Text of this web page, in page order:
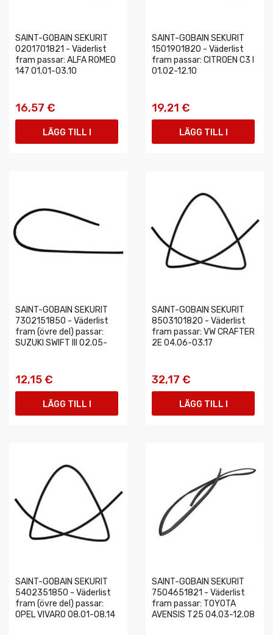
SAINT-GOBAIN SEKURIT
0201701821 - Väderlist
fram passar: ALFA ROMEO
147 01.01-03.10
16,57 €
LÄGG TILL I
SAINT-GOBAIN SEKURIT
1501901820 - Väderlist
fram passar: CITROEN C3 I
01.02-12.10
19,21 €
LÄGG TILL I
SAINT-GOBAIN SEKURIT
7302151850 - Väderlist
fram (övre del) passar:
SUZUKI SWIFT III 02.05-
12,15 €
LÄGG TILL I
SAINT-GOBAIN SEKURIT
8503101820 - Väderlist
fram passar: VW CRAFTER
2E 04.06-03.17
32,17 €
LÄGG TILL I
SAINT-GOBAIN SEKURIT
5402351850 - Väderlist
fram (övre del) passar:
OPEL VIVARO 08.01-08.14
SAINT-GOBAIN SEKURIT
7504651821 - Väderlist
fram passar: TOYOTA
AVENSIS T25 04.03-12.08